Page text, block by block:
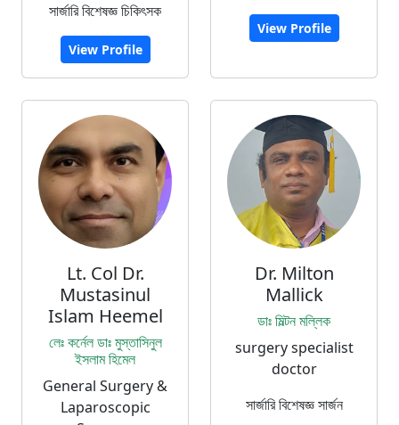
সার্জারি বিশেষজ্ঞ চিকিৎসক
View Profile
View Profile
Lt. Col Dr.
Mustasinul
Islam Heemel
লেঃ কর্নেল ডাঃ মুস্তাসিনুল
ইসলাম হিমেল
General Surgery &
Laparoscopic
Dr. Milton
Mallick
ডাঃ মিল্টন মল্লিক
surgery specialist
doctor
সার্জারি বিশেষজ্ঞ সার্জন